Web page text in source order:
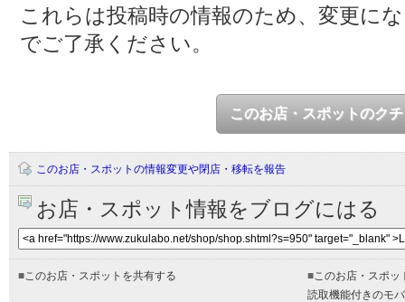
これらは投稿時の情報のため、変更に
でご了承ください。
このお店・スポットのク
このお店・スポットの情報変更や閉店・移転を報告
お店・スポット情報をブログにはる
■このお店・スポットを共有する ■このお店・スポッ
読取機能付きのモ